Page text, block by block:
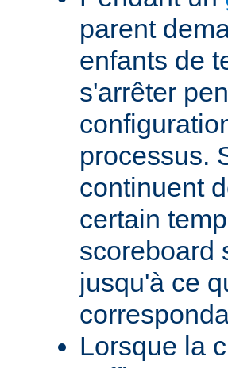
parent
enfants de
s'arrêter
processus.
continuent
certain
scoreboard
jusqu'à ce
Lorsque la